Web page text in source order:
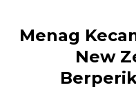
Menag
New